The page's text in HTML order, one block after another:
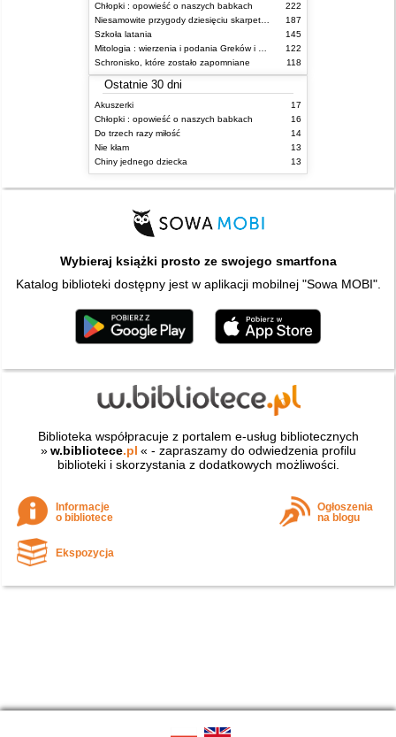
Chłopki : opowieść o naszych babkach
222
Niesamowite przygody dziesięciu skarpetek (czterech prawych i sześciu lewych)
187
Szkoła latania
145
Mitologia : wierzenia i podania Greków i Rzymian
122
Schronisko, które zostało zapomniane
118
Ostatnie 30 dni
Akuszerki
17
Chłopki : opowieść o naszych babkach
16
Do trzech razy miłość
14
Nie kłam
13
Chiny jednego dziecka
13
Wybieraj książki prosto ze swojego smartfona
Katalog biblioteki dostępny jest w aplikacji mobilnej "Sowa MOBI".
Biblioteka współpracuje z portalem e-usług bibliotecznych
» w.bibliotece.pl « - zapraszamy do odwiedzenia profilu
biblioteki i skorzystania z dodatkowych możliwości.
Informacje
o bibliotece
Ogłoszenia
na blogu
Ekspozycja